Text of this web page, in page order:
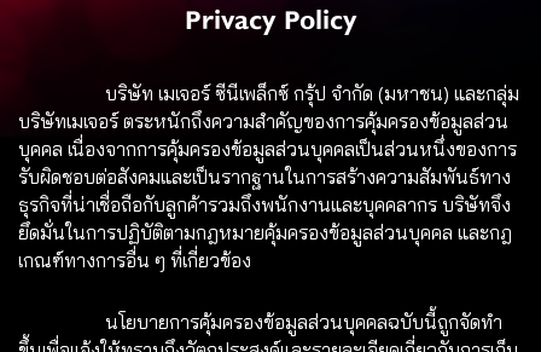
Privacy Policy
บริษัท เมเจอร์ ซีนีเพล็กซ์ กรุ้ป จำกัด (มหาชน) และกลุ่ม
บริษัทเมเจอร์ ตระหนักถึงความสำคัญของการคุ้มครองข้อมูลส่วน
บุคคล เนื่องจากการคุ้มครองข้อมูลส่วนบุคคลเป็นส่วนหนึ่งของการ
รับผิดชอบต่อสังคมและเป็นรากฐานในการสร้างความสัมพันธ์ทาง
ธุรกิจที่น่าเชื่อถือกับลูกค้ารวมถึงพนักงานและบุคคลากร บริษัทจึง
ยึดมั่นในการปฏิบัติตามกฎหมายคุ้มครองข้อมูลส่วนบุคคล และกฎ
เกณฑ์ทางการอื่น ๆ ที่เกี่ยวข้อง
นโยบายการคุ้มครองข้อมูลส่วนบุคคลฉบับนี้ถูกจัดทำ